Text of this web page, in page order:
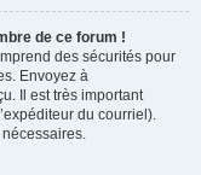
de ce forum !
des sécurités pour
Envoyez à
Il est très important
du courriel).